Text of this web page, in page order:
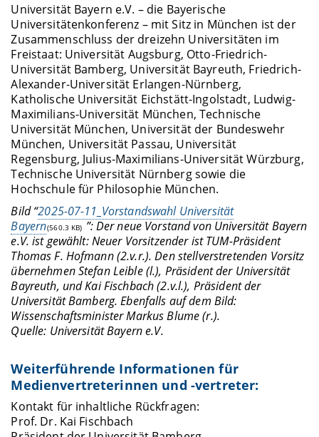
Universität Bayern e.V. – die Bayerische
Universitätenkonferenz – mit Sitz in München ist der
Zusammenschluss der dreizehn Universitäten im
Freistaat: Universität Augsburg, Otto-Friedrich-
Universität Bamberg, Universität Bayreuth, Friedrich-
Alexander-Universität Erlangen-Nürnberg,
Katholische Universität Eichstätt-Ingolstadt, Ludwig-
Maximilians-Universität München, Technische
Universität München, Universität der Bundeswehr
München, Universität Passau, Universität
Regensburg, Julius-Maximilians-Universität Würzburg,
Technische Universität Nürnberg sowie die
Hochschule für Philosophie München.
Bild “2025-07-11_Vorstandswahl Universität
Bayern(560.3 KB) ”: Der neue Vorstand von Universität Bayern
e.V. ist gewählt: Neuer Vorsitzender ist TUM-Präsident
Thomas F. Hofmann (2.v.r.). Den stellverstretenden Vorsitz
übernehmen Stefan Leible (l.), Präsident der Universität
Bayreuth, und Kai Fischbach (2.v.l.), Präsident der
Universität Bamberg. Ebenfalls auf dem Bild:
Wissenschaftsminister Markus Blume (r.).
Quelle: Universität Bayern e.V.
Weiterführende Informationen für
Medienvertreterinnen und -vertreter:
Kontakt für inhaltliche Rückfragen:
Prof. Dr. Kai Fischbach